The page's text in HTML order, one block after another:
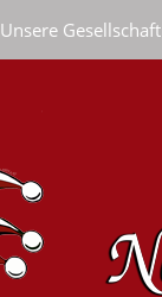
Unsere Gesellschaft